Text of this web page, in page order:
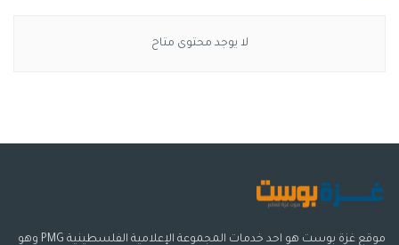
لا يوجد محتوى متاح
موقع غزة بوست هو احد خدمات المجموعة الإعلامية الفلسطينية PMG وهو